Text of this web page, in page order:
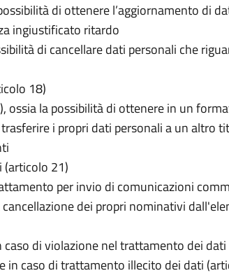
di ottenere l’aggiornamento di
ingiustificato ritardo
di cancellare dati personali che
18)
ossia la possibilità di ottenere in un
i propri dati personali a un altro
21)
per invio di comunicazioni
dei propri nominativi
caso di violazione nel trattamento dei
in caso di trattamento illecito dei dati